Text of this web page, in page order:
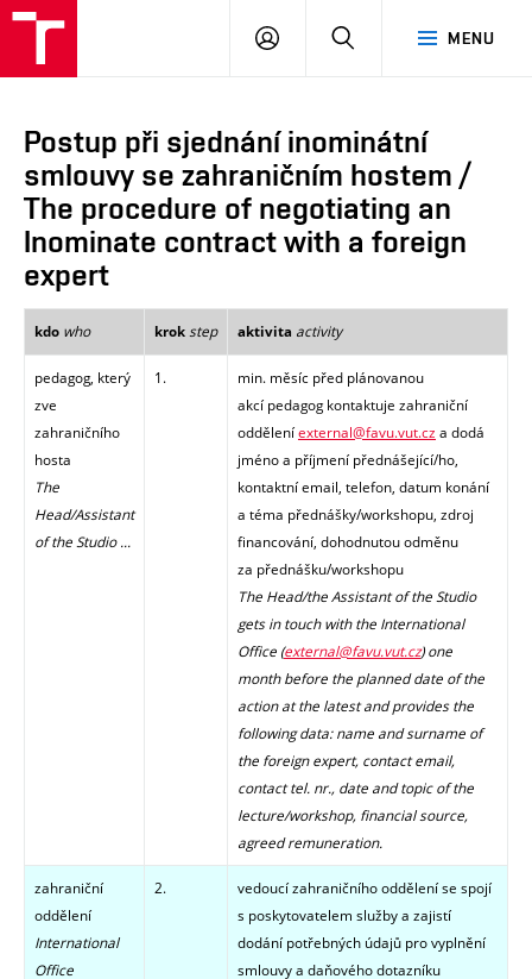
MENU
PŘIHLÁSIT
Postup při sjednání inominátní
smlouvy se zahraničním hostem /
The procedure of negotiating an
Inominate contract with a foreign
expert
kdo who krokstep aktivita activity
pedagog, který
zve
zahraničního
hosta
The
Head/Assistant
of the Studio ...
1.
min. měsíc před plánovanou
akcí pedagog kontaktuje zahraniční
odděleníexternal@favu.vut.cz a dodá
jméno a příjmení přednášející/ho,
kontaktní email, telefon, datum konání
a téma přednášky/workshopu, zdroj
financování, dohodnutou odměnu
za přednášku/workshopu
The Head/the Assistant of the Studio
gets in touch with the International
Office (external@favu.vut.cz)one
month before the planned date of the
action at the latest and provides the
following data: name and surname of
the foreign expert, contact email,
contact tel. nr., date and topic of the
lecture/workshop, financial source,
agreed remuneration.
zahraniční
oddělení
International
Office
2.
vedoucí zahraničního oddělení se spojí
s poskytovatelem služby a zajistí
dodání potřebných údajů pro vyplnění
smlouvy a daňového dotazníku